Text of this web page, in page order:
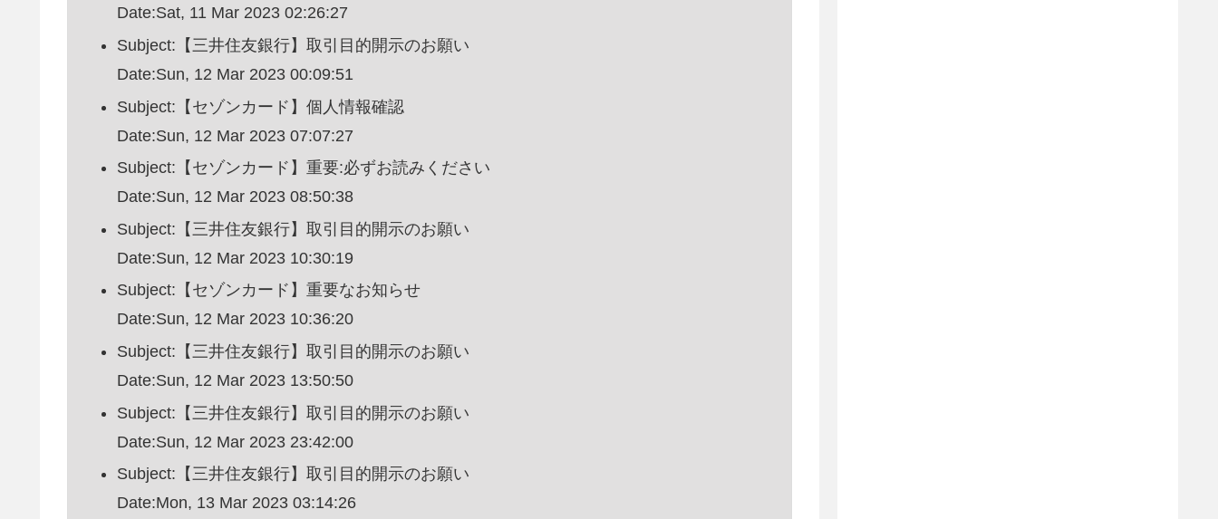
Date:Sat, 11 Mar 2023 02:26:27
Subject:【三井住友銀行】取引目的開示のお願い
Date:Sun, 12 Mar 2023 00:09:51
Subject:【セゾンカード】個人情報確認
Date:Sun, 12 Mar 2023 07:07:27
Subject:【セゾンカード】重要:必ずお読みください
Date:Sun, 12 Mar 2023 08:50:38
Subject:【三井住友銀行】取引目的開示のお願い
Date:Sun, 12 Mar 2023 10:30:19
Subject:【セゾンカード】重要なお知らせ
Date:Sun, 12 Mar 2023 10:36:20
Subject:【三井住友銀行】取引目的開示のお願い
Date:Sun, 12 Mar 2023 13:50:50
Subject:【三井住友銀行】取引目的開示のお願い
Date:Sun, 12 Mar 2023 23:42:00
Subject:【三井住友銀行】取引目的開示のお願い
Date:Mon, 13 Mar 2023 03:14:26